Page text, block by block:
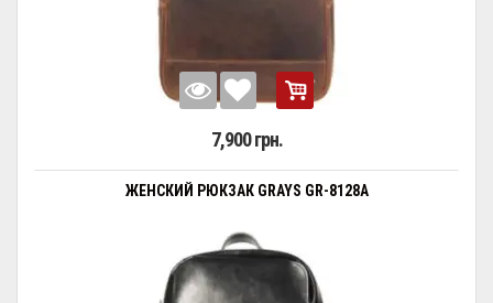
7,900 грн.
ЖЕНСКИЙ РЮКЗАК GRAYS GR-8128A